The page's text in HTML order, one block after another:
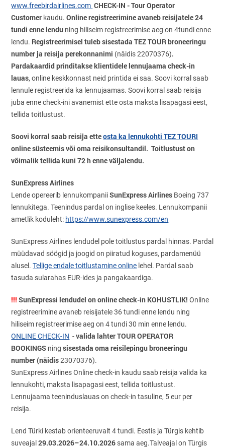
www.freebirdairlines.com CHECK-IN - Tour Operator
Customer kaudu.Online registreerimine avaneb reisijatele 24
tundi enne lendu ning hiliseim registreerimise aeg on 4tundi enne
lendu. Registreerimisel tuleb sisestada TEZ TOUR broneeringu
number ja reisija perekonnanimi (näidis 22070376).
Pardakaardid prinditakse klientidele lennujaama check-in
lauas, online keskkonnast neid printida ei saa. Soovi korral saab
lennule registreerida ka lennujaamas. Soovi korral saab reisija
juba enne check-ini avanemist ette osta maksta lisapagasi eest,
tellida toitlustust.
Soovi korral saab reisija etteosta ka lennukohti TEZ TOURI
online süsteemis või oma reisikonsultandil. Toitlustust on
võimalik tellida kuni 72 h enne väljalendu.
SunExpress Airlines
Lende opereerib lennukompaniiSunExpress Airlines Boeing 737
lennukitega. Teenindus pardal on inglise keeles. Lennukompanii
ametlik koduleht: https://www.sunexpress.com/en
SunExpress Airlines lendudel pole toitlustus pardal hinnas. Pardal
müüdavad söögid ja joogid on piiratud koguses, pardamenüü
alusel.Tellige endale toitlustamine online lehel. Pardal saab
tasuda sularahas EUR-ides ja pangakaardiga.
!!!SunExpressi lendudel on online check-in KOHUSTLIK!Online
registreerimine avaneb reisijatele 36 tundi enne lendu ning
hiliseim registreerimise aeg on 4 tundi 30 min enne lendu.
ONLINE CHECK-IN -valida lahter TOUR OPERATOR
BOOKINGS ningsisestada oma reisilepingu broneeringu
number (näidis23070376).
SunExpress Airlines Online check-in kaudu saab reisija valida ka
lennukohti, maksta lisapagasi eest, tellida toitlustust.
Lennujaama teeninduslauas on check-in tasuline, 5 eur per
reisija.
Lend Türki kestab orienteeruvalt 4 tundi. Eestis ja Türgis kehtib
suveajal29.03.2026–24.10.2026 sama aeg.Talveajal on Türgis